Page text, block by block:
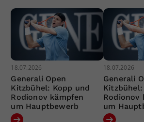
18.07.2026
Generali Open
Kitzbühel: Kopp und
Rodionov kämpfen
um Hauptbewerb
18.07.2026
Generali
Rodionov
um